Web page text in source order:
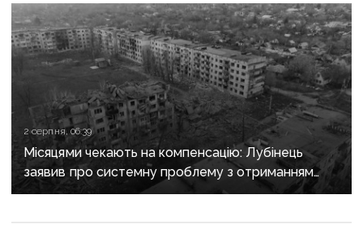
2 серпня, 06:39
Місяцями чекають на компенсацію: Лубінець
заявив про системну проблему з отриманням
сертифікатів за зруйноване житло